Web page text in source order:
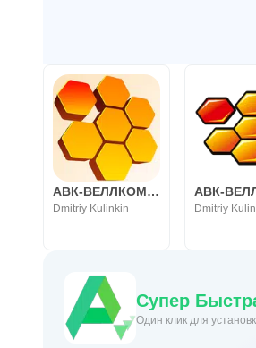
АВК-ВЕЛЛКОМ REVO
Dmitriy Kulinkin
АВК-
Dmitriy
Супер
Один клик для